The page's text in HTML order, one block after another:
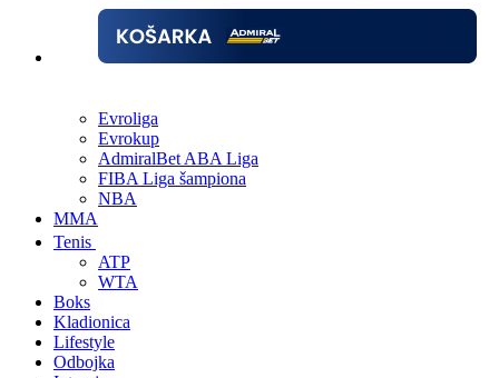
Evroliga
Evrokup
AdmiralBet ABA Liga
FIBA Liga šampiona
NBA
MMA
Tenis
ATP
WTA
Boks
Kladionica
Lifestyle
Odbojka